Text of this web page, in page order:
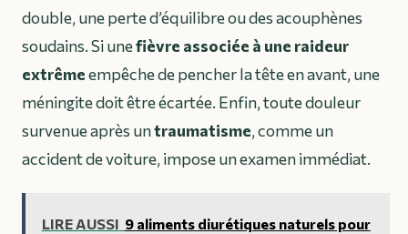
double, une perte d’équilibre ou des acouphènes
soudains. Si unefièvre associée à une raideur
extrêmeempêche de pencher la tête en avant, une
méningite doit être écartée. Enfin, toute douleur
survenue après untraumatisme, comme un
accident de voiture, impose un examen immédiat.
LIRE AUSSI 9 aliments diurétiques naturels pour